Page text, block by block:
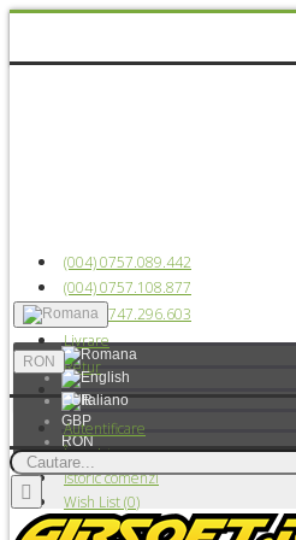
(004) 0757.089.442
(004) 0757.108.877
(004) 0747.296.603
Livrare
Retur
RON
EUR
GBP
RON
USD
Autentificare
Înregistrare
Istoric comenzi
Wish List (0)